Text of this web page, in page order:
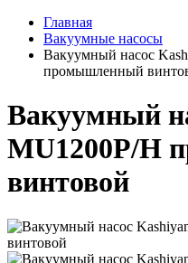
Главная
Вакуумные насосы
Вакуумный насос
промышленный
Вакуумный
MU1200P/H
винтовой